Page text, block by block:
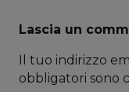
Lascia un
Il tuo indirizzo
obbligatori sono